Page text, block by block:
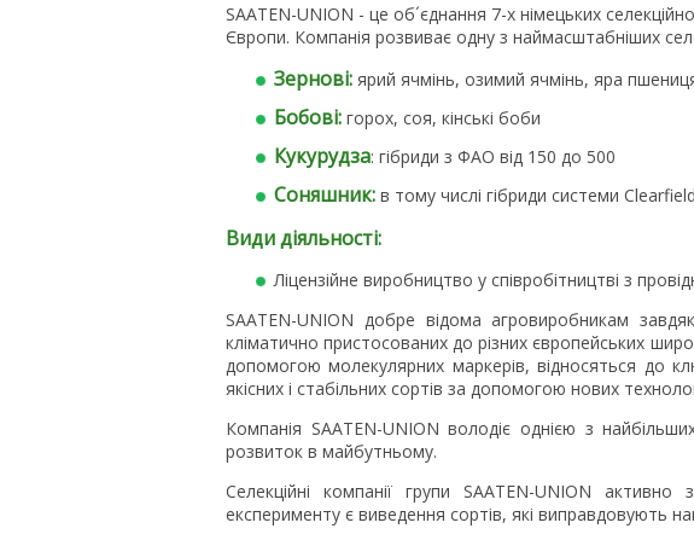
SAATEN-UNION - це об´єднання 7-х німецьких
Європи. Компанія розвиває одну з наймасштабніших
Зернові: ярий ячмінь, озимий ячмінь, яра
Бобові: горох, соя, кінські боби
Кукурудза: гібриди з ФАО від 150 до 500
Соняшник: в тому числі гібриди системи
Види діяльності:
Ліцензійне виробництво у співробітництві з
SAATEN-UNION добре відома агровиробникам
кліматично пристосованих до різних європейських
допомогою молекулярних маркерів, відносяться до
якісних і стабільних сортів за допомогою нових
Компанія SAATEN-UNION володіє однією з
розвиток в майбутньому.
Селекційні компанії групи SAATEN-UNION
експерименту є виведення сортів, які виправдовують